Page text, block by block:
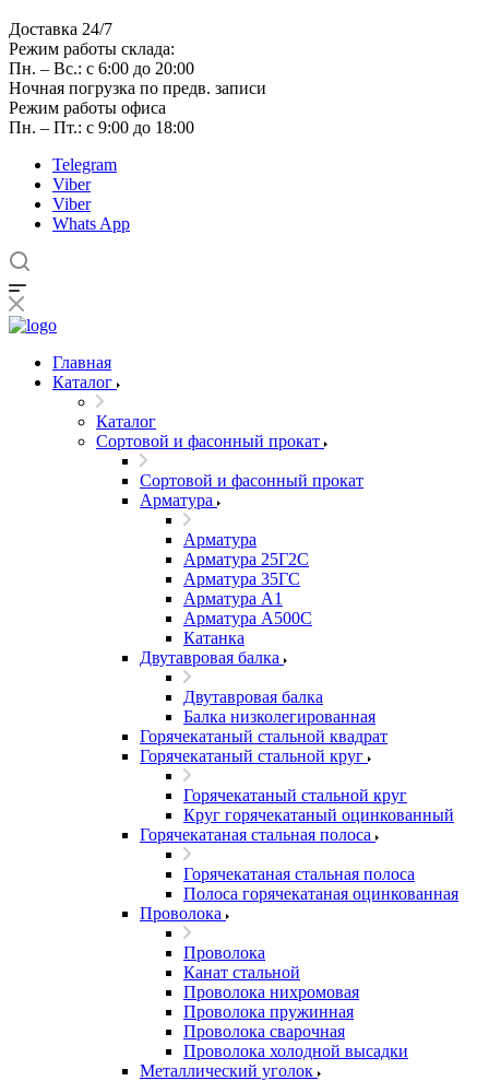
Доставка 24/7
Режим работы склада:
Пн. – Вс.: с 6:00 до 20:00
Ночная погрузка по предв. записи
Режим работы офиса
Пн. – Пт.: с 9:00 до 18:00
Telegram
Viber
Viber
Whats App
Главная
Каталог
Каталог
Сортовой и фасонный прокат
Сортовой и фасонный прокат
Арматура
Арматура
Арматура 25Г2С
Арматура 35ГС
Арматура А1
Арматура А500С
Катанка
Двутавровая балка
Двутавровая балка
Балка низколегированная
Горячекатаный стальной квадрат
Горячекатаный стальной круг
Горячекатаный стальной круг
Круг горячекатаный оцинкованный
Горячекатаная стальная полоса
Горячекатаная стальная полоса
Полоса горячекатаная оцинкованная
Проволока
Проволока
Канат стальной
Проволока нихромовая
Проволока пружинная
Проволока сварочная
Проволока холодной высадки
Металлический уголок